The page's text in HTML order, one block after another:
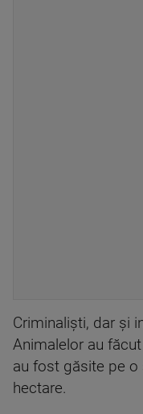
Criminaliști, dar și
Animalelor au
au fost găsite pe
hectare.